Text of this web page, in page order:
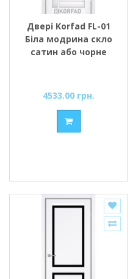
Двері Korfad FL-01
Біла модрина скло
сатин або чорне
4533.00 грн.